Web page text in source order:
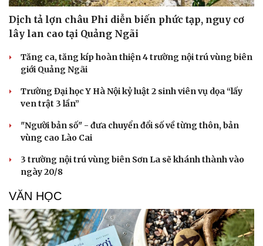
Văn hóa
Sân khấu - Điện ảnh
Văn học
Giải trí
Nghệ sĩ
Thời trang
Dịch tả lợn châu Phi diễn biến phức tạp, nguy cơ
lây lan cao tại Quảng Ngãi
Tăng ca, tăng kíp hoàn thiện 4 trường nội trú vùng biên
giới Quảng Ngãi
Trường Đại học Y Hà Nội kỷ luật 2 sinh viên vụ dọa “lấy
ven trật 3 lần”
"Người bản số" - đưa chuyển đổi số về từng thôn, bản
vùng cao Lào Cai
3 trường nội trú vùng biên Sơn La sẽ khánh thành vào
ngày 20/8
VĂN HỌC